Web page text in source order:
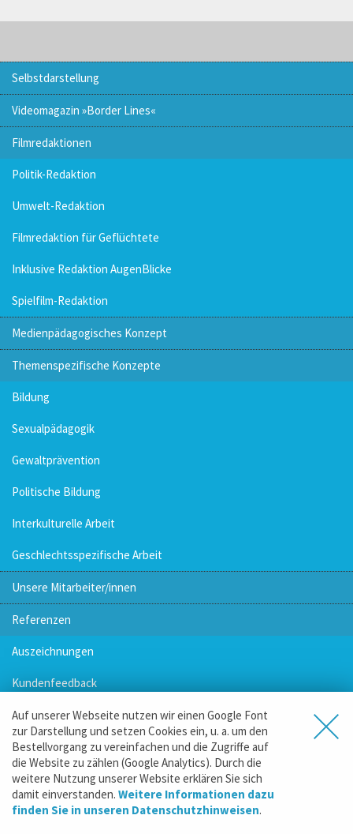
Selbstdarstellung
Videomagazin »Border Lines«
Filmredaktionen
Politik-Redaktion
Umwelt-Redaktion
Filmredaktion für Geflüchtete
Inklusive Redaktion AugenBlicke
Spielfilm-Redaktion
Medienpädagogisches Konzept
Themenspezifische Konzepte
Bildung
Sexualpädagogik
Gewaltprävention
Politische Bildung
Interkulturelle Arbeit
Geschlechtsspezifische Arbeit
Unsere Mitarbeiter/innen
Referenzen
Auszeichnungen
Kundenfeedback
Ausgezeichnete Plakate
Auf unserer Webseite nutzen wir einen Google Font
zur Darstellung und setzen Cookies ein, u. a. um den
Bestellvorgang zu vereinfachen und die Zugriffe auf
die Website zu zählen (Google Analytics). Durch die
weitere Nutzung unserer Website erklären Sie sich
damit einverstanden. Weitere Informationen dazu
finden Sie in unseren Datenschutzhinweisen.